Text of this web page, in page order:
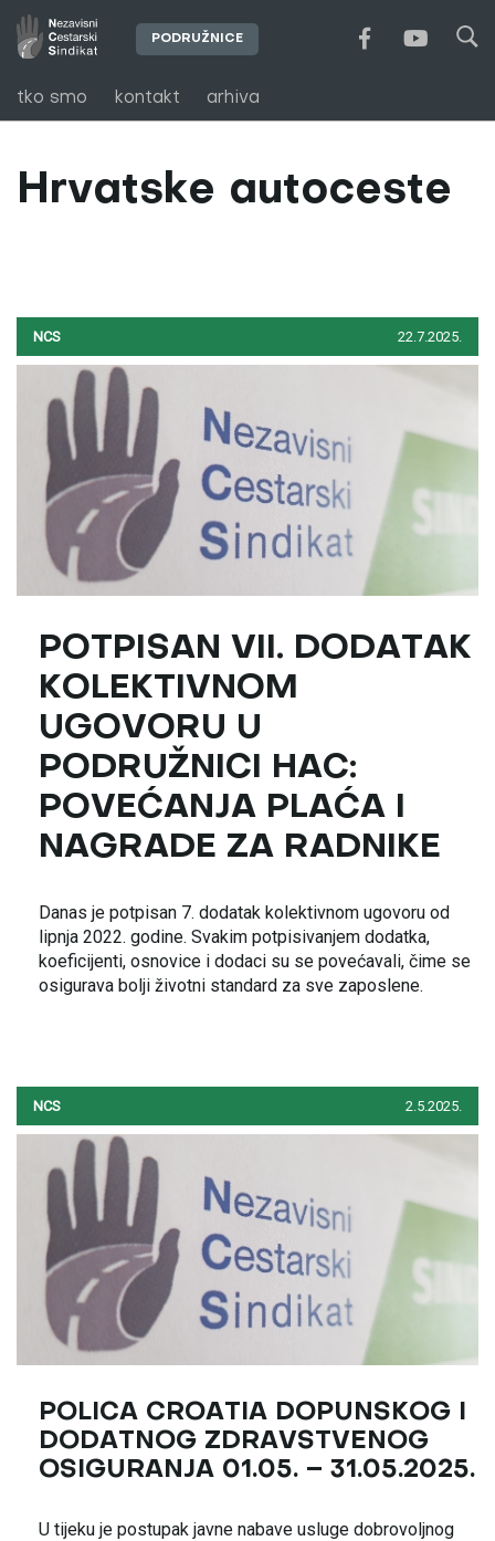
tko smo kontakt arhiva
PODRUŽNICE
Hrvatske autoceste
NCS 22.7.2025.
POTPISAN VII. DODATAK
KOLEKTIVNOM
UGOVORU U
PODRUŽNICI HAC:
POVEĆANJA PLAĆA I
NAGRADE ZA RADNIKE
Danas je potpisan 7. dodatak kolektivnom ugovoru od
lipnja 2022. godine. Svakim potpisivanjem dodatka,
koeficijenti, osnovice i dodaci su se povećavali, čime se
osigurava bolji životni standard za sve zaposlene.
NCS 2.5.2025.
POLICA CROATIA DOPUNSKOG I
DODATNOG ZDRAVSTVENOG
OSIGURANJA 01.05. – 31.05.2025.
U tijeku je postupak javne nabave usluge dobrovoljnog